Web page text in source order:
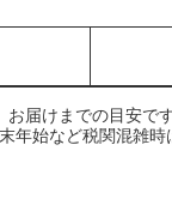
届けまでの目安で
年始など税関混雑